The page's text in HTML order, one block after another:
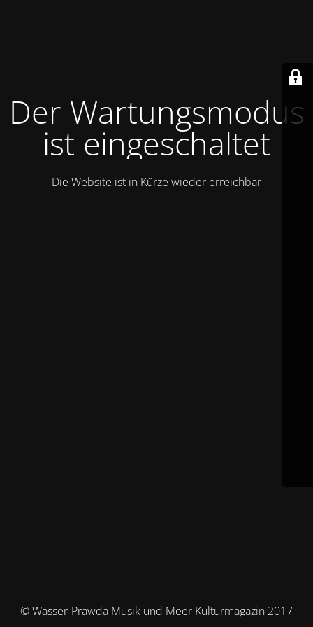
Der Wartungsmodus
ist eingeschaltet
Die Website ist in Kürze wieder erreichbar
© Wasser-Prawda Musik und Meer Kulturmagazin 2017